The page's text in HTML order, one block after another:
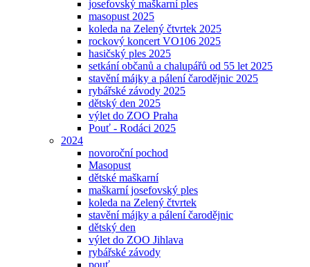
josefovský maškarní ples
masopust 2025
koleda na Zelený čtvrtek 2025
rockový koncert VO106 2025
hasičský ples 2025
setkání občanů a chalupářů od 55 let 2025
stavění májky a pálení čarodějnic 2025
rybářské závody 2025
dětský den 2025
výlet do ZOO Praha
Pouť - Rodáci 2025
2024
novoroční pochod
Masopust
dětské maškarní
maškarní josefovský ples
koleda na Zelený čtvrtek
stavění májky a pálení čarodějnic
dětský den
výlet do ZOO Jihlava
rybářské závody
pouť